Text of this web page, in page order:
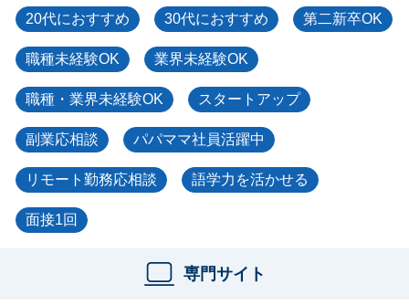
20代におすすめ 30代におすすめ 第二新卒OK
職種未経験OK 業界未経験OK
職種・業界未経験OK スタートアップ
副業応相談 パパママ社員活躍中
リモート勤務応相談 語学力を活かせる
面接1回
専門サイト